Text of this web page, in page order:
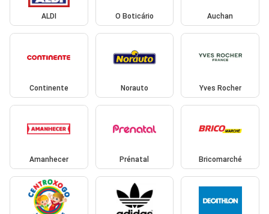
ALDI O Boticário Auchan
Continente Norauto Yves Rocher
Amanhecer Prénatal Bricomarché